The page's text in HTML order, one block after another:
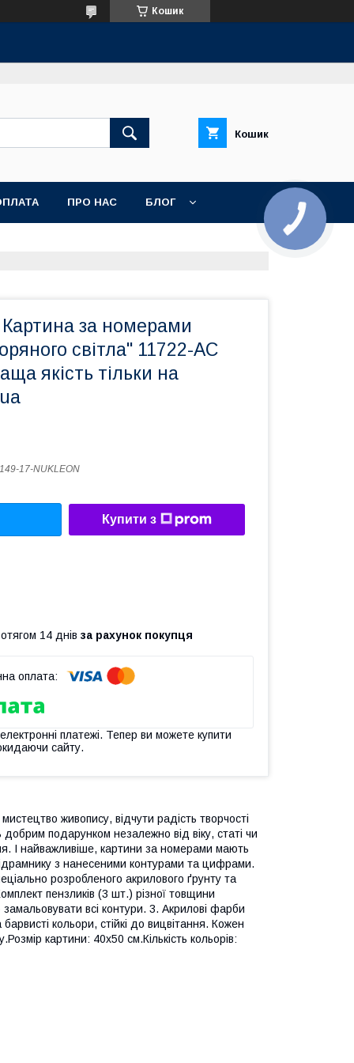
Кошик
Кошик
ПРО НАС БЛОГ
за номерами
світла" 11722-AC
якість тільки на
17-NUKLEON
Купити з
14 днів за рахунок покупця
платежі. Тепер ви можете купити
сайту.
живопису, відчути радість творчості
подарунком незалежно від віку, статі чи
І найважливіше, картини за номерами мають
з нанесеними контурами та цифрами.
розробленого акрилового ґрунту та
пензликів (3 шт.) різної товщини
всі контури. 3. Акрилові фарби
кольори, стійкі до вицвітання. Кожен
картини: 40х50 см.Кількість кольорів: